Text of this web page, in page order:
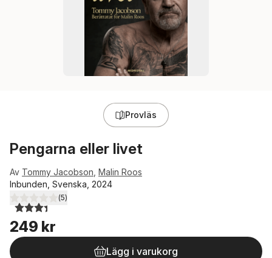
Provläs
Pengarna eller livet
Av Tommy Jacobson Malin Roos
Inbunden, Svenska, 2024
3,4utav 5 stjärnor. Totalt antal röster:
(5)
249 kr
Lägg i varukorg